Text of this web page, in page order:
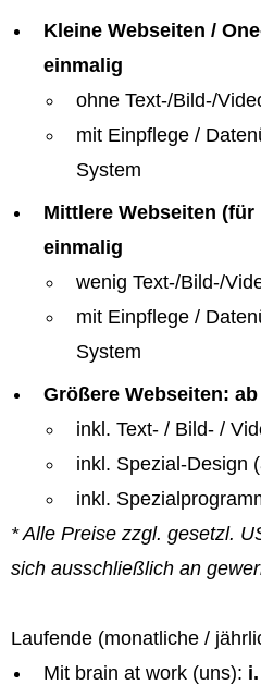
Kleine Webseiten /
einmalig
ohne Text-/Bild-/
mit Einpflege /
System
Mittlere Webseiten (für
einmalig
wenig Text-/Bild-/
mit Einpflege /
System
Größere Webseiten: ab
inkl. Text- / Bild- /
inkl. Spezial-Design
inkl.
* Alle Preise zzgl. gesetzl.
sich ausschließlich an
Laufende (monatliche /
Mit brain at work (uns):